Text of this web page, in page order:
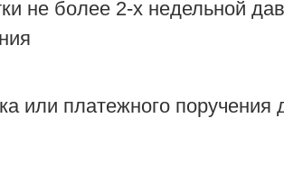
не более 2-х недельной
или платежного